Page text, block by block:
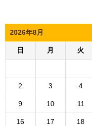
2026年8月
日 月 火
2 3 4
9 10 11
16 17 18